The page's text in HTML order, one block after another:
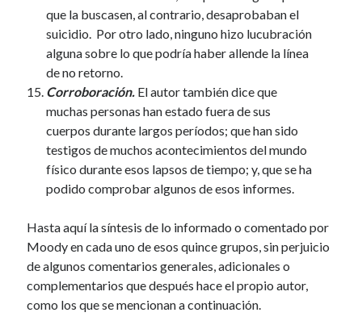
que la buscasen, al contrario, desaprobaban el
suicidio. Por otro lado, ninguno hizo lucubración
alguna sobre lo que podría haber allende la línea
de no retorno.
Corroboración. El autor también dice que
muchas personas han estado fuera de sus
cuerpos durante largos períodos; que han sido
testigos de muchos acontecimientos del mundo
físico durante esos lapsos de tiempo; y, que se ha
podido comprobar algunos de esos informes.
Hasta aquí la síntesis de lo informado o comentado por
Moody en cada uno de esos quince grupos, sin perjuicio
de algunos comentarios generales, adicionales o
complementarios que después hace el propio autor,
como los que se mencionan a continuación.